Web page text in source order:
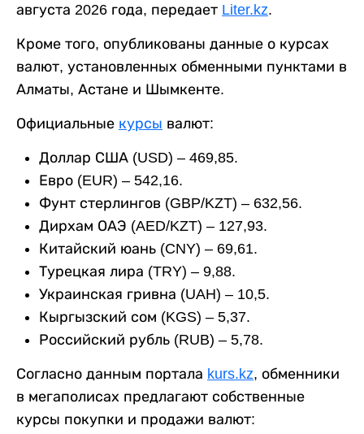
августа 2026 года, передает Liter.kz.
Кроме того, опубликованы данные о курсах
валют, установленных обменными пунктами в
Алматы, Астане и Шымкенте.
Официальные курсы валют:
Доллар США (USD) – 469,85.
Евро (EUR) – 542,16.
Фунт стерлингов (GBP/KZT) – 632,56.
Дирхам ОАЭ (AED/KZT) – 127,93.
Китайский юань (CNY) – 69,61.
Турецкая лира (TRY) – 9,88.
Украинская гривна (UAH) – 10,5.
Кыргызский сом (KGS) – 5,37.
Российский рубль (RUB) – 5,78.
Согласно данным портала kurs.kz, обменники
в мегаполисах предлагают собственные
курсы покупки и продажи валют: